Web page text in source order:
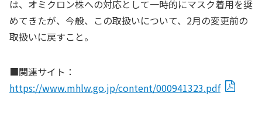
は、オミクロン株への対応として一時的にマスク着用を奨
めてきたが、今般、この取扱いについて、2月の変更前の
取扱いに戻すこと。
■関連サイト：
https://www.mhlw.go.jp/content/000941323.pdf